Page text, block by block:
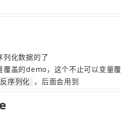
列化数据的了
覆盖的demo，这个不止可以变量覆
序列化 ，后面会用到